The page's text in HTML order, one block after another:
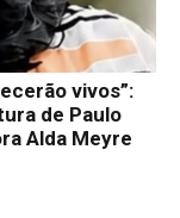
vivos”:
de Paulo
Alda Meyre